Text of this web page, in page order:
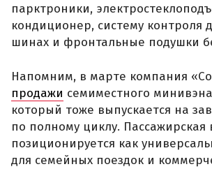
парктроники,
кондиционер, систему контроля
шинах и фронтальные подушки
Напомним, в марте компания
продажи семиместного минивэна
который тоже выпускается на
по полному циклу. Пассажирская
позиционируется как
для семейных поездок и